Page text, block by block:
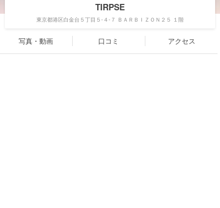
TIRPSE
東京都港区白金台５丁目５-４-７ ＢＡＲＢＩＺＯＮ２５ １階
写真・動画 口コミ アクセス